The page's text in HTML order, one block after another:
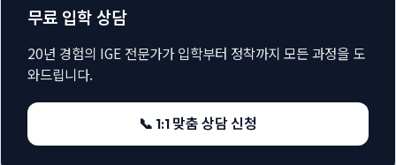
무료 입학 상담
20년 경험의 IGE 전문가가 입학부터 정착까지 모든 과정을 도
와드립니다.
📞 1:1 맞춤 상담 신청